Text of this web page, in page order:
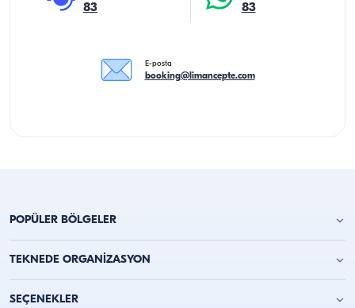
83
83
E-posta
booking@limancepte.com
POPÜLER BÖLGELER
Antalya Yat Kiralama
Kaş Tekne Kiralama
TEKNEDE ORGANİZASYON
Teknede Doğum Günü Partisi
SEÇENEKLER